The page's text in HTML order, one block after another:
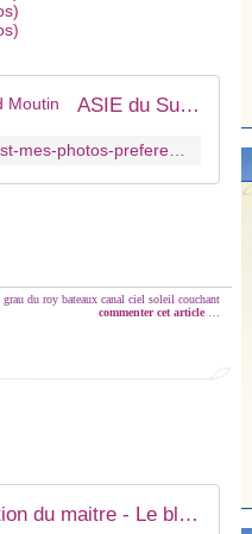
ASIE du Sud Est, mes photos préférées - Le blog de Bernard Moutin
grau du roy bateaux canal ciel soleil couchant
commenter cet article
production du maitre - Le blog de Bernard Moutin